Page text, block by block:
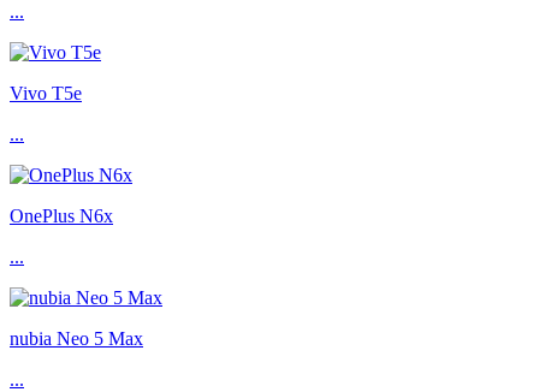
...
Vivo T5e
...
OnePlus N6x
...
nubia Neo 5 Max
...